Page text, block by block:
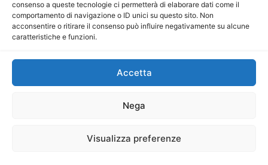
consenso a queste tecnologie ci permetterà di elaborare dati come il
comportamento di navigazione o ID unici su questo sito. Non
acconsentire o ritirare il consenso può influire negativamente su alcune
caratteristiche e funzioni.
Accetta
Nega
Visualizza preferenze
Direttore Responsabile: Maria Calabrese
P.IVA: 06334930820
Mercurio Comunicazione Società Cooperativa a r.l. è
iscritta al Registro degli Operatori di Comunicazione al
Sito gestito daLa Digitale srl–info@ladigitale.it